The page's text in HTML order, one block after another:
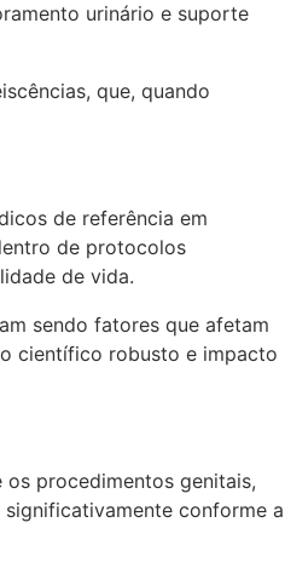
urinário e suporte
que, quando
de referência em
de protocolos
de vida.
sendo fatores que afetam
científico robusto e impacto
procedimentos genitais,
conforme a